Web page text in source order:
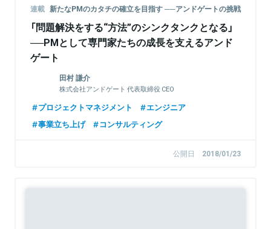
連載 新たなPMのカタチの確立を目指す ──アンドゲートの挑戦
「問題解決をする“方法”のシンクタンクとなる」
──PMとして専門家たちの成長を支えるアンド
ゲート
田村 謙介
株式会社アンドゲート 代表取締役 CEO
プロジェクトマネジメント
エンジニア
事業立ち上げ
コンサルティング
公開日 2018/01/23